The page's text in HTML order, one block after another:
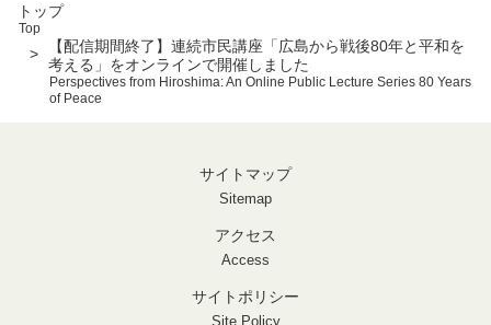
トップ
Top
【配信期間終了】連続市民講座「広島から戦後80年と平和を
考える」をオンラインで開催しました
Perspectives from Hiroshima: An Online Public Lecture Series 80 Years
of Peace
サイトマップ
Sitemap
アクセス
Access
サイトポリシー
Site Policy